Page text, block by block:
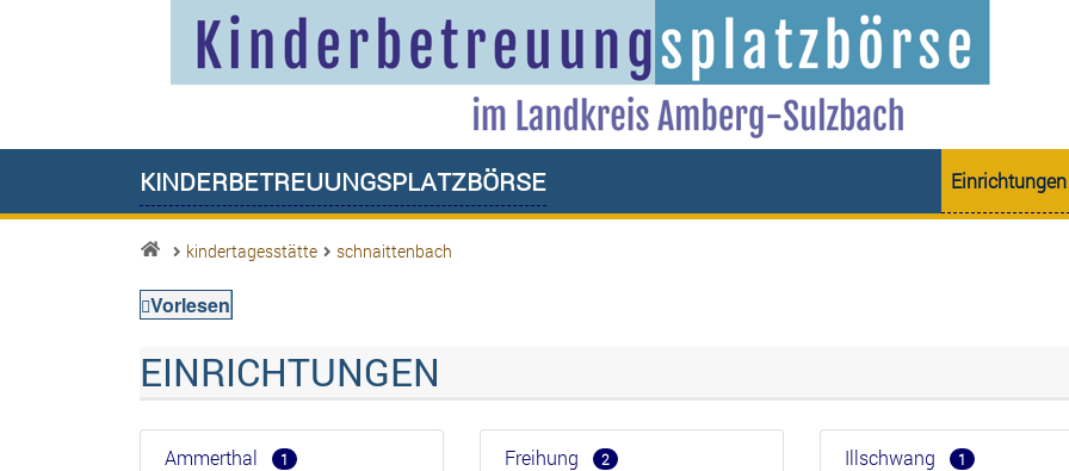
Kinderbetreuungsplatzbörse Einrichtungen
kindertagesstätte schnaittenbach
Vorlesen
EINRICHTUNGEN
Ammerthal 1 Freihung 2 Illschwang 1